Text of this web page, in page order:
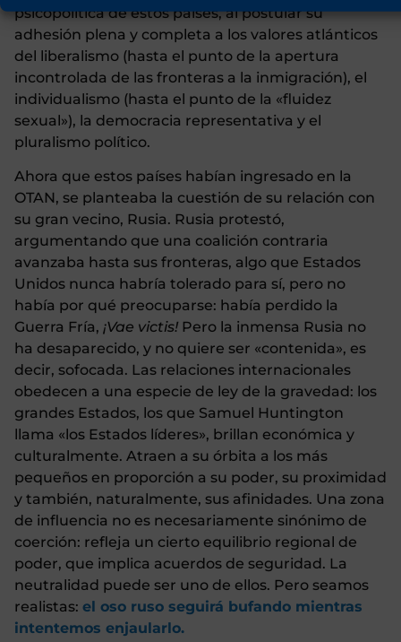
psicopolítica de estos países, al postular su
adhesión plena y completa a los valores atlánticos
del liberalismo (hasta el punto de la apertura
incontrolada de las fronteras a la inmigración), el
individualismo (hasta el punto de la «fluidez
sexual»), la democracia representativa y el
pluralismo político.
Ahora que estos países habían ingresado en la
OTAN, se planteaba la cuestión de su relación con
su gran vecino, Rusia. Rusia protestó,
argumentando que una coalición contraria
avanzaba hasta sus fronteras, algo que Estados
Unidos nunca habría tolerado para sí, pero no
había por qué preocuparse: había perdido la
Guerra Fría, ¡Vae victis! Pero la inmensa Rusia no
ha desaparecido, y no quiere ser «contenida», es
decir, sofocada. Las relaciones internacionales
obedecen a una especie de ley de la gravedad: los
grandes Estados, los que Samuel Huntington
llama «los Estados líderes», brillan económica y
culturalmente. Atraen a su órbita a los más
pequeños en proporción a su poder, su proximidad
y también, naturalmente, sus afinidades. Una zona
de influencia no es necesariamente sinónimo de
coerción: refleja un cierto equilibrio regional de
poder, que implica acuerdos de seguridad. La
neutralidad puede ser uno de ellos. Pero seamos
realistas: el oso ruso seguirá bufando mientras
intentemos enjaularlo.